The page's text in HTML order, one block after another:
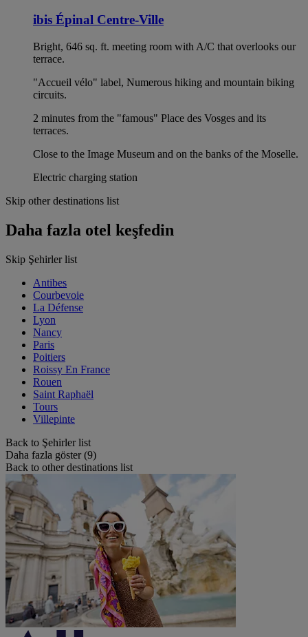
ibis Épinal Centre-Ville
Bright, 646 sq. ft. meeting room with A/C that overlooks our
terrace.
"Accueil vélo" label, Numerous hiking and mountain biking
circuits.
2 minutes from the "famous" Place des Vosges and its
terraces.
Close to the Image Museum and on the banks of the Moselle.
Electric charging station
Skip other destinations list
Daha fazla otel keşfedin
Skip Şehirler list
Antibes
Courbevoie
La Défense
Lyon
Nancy
Paris
Poitiers
Roissy En France
Rouen
Saint Raphaël
Tours
Villepinte
Back to Şehirler list
Daha fazla göster (9)
Back to other destinations list